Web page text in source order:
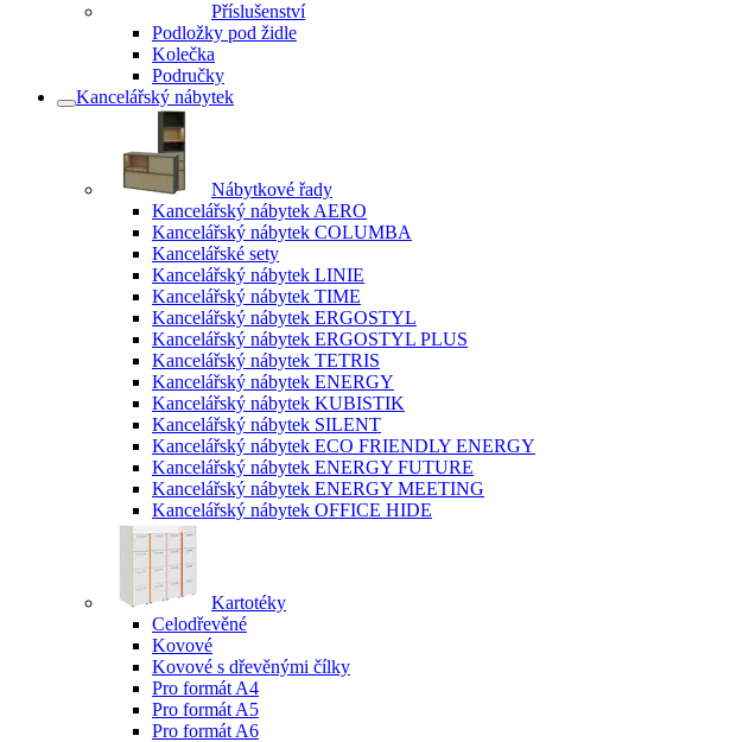
Příslušenství
Podložky pod židle
Kolečka
Područky
Kancelářský nábytek
Nábytkové řady
Kancelářský nábytek AERO
Kancelářský nábytek COLUMBA
Kancelářské sety
Kancelářský nábytek LINIE
Kancelářský nábytek TIME
Kancelářský nábytek ERGOSTYL
Kancelářský nábytek ERGOSTYL PLUS
Kancelářský nábytek TETRIS
Kancelářský nábytek ENERGY
Kancelářský nábytek KUBISTIK
Kancelářský nábytek SILENT
Kancelářský nábytek ECO FRIENDLY ENERGY
Kancelářský nábytek ENERGY FUTURE
Kancelářský nábytek ENERGY MEETING
Kancelářský nábytek OFFICE HIDE
Kartotéky
Celodřevěné
Kovové
Kovové s dřevěnými čílky
Pro formát A4
Pro formát A5
Pro formát A6